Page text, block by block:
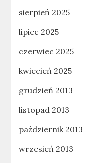
sierpień 2025
lipiec 2025
czerwiec 2025
kwiecień 2025
grudzień 2013
listopad 2013
październik 2013
wrzesień 2013